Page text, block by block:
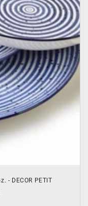
- DECOR PETIT